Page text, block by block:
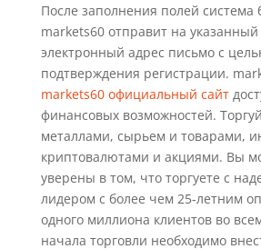
После заполнения полей система
markets60 отправит на
электронный адрес письмо с
подтверждения регистрации.
markets60 официальный сайт
финансовых возможностей.
металлами, сырьем и товарами,
криптовалютами и акциями. Вы
уверены в том, что торгуете с
лидером с более чем 25-летним
одного миллиона клиентов во
начала торговли необходимо